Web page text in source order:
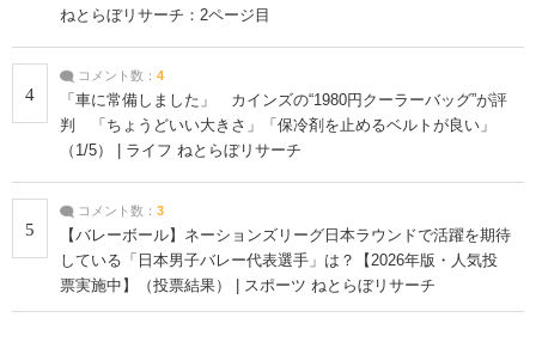
ねとらぼリサーチ：2ページ目
4
コメント数： 4
「車に常備しました」 カインズの“1980円クーラーバッグ”が評
判 「ちょうどいい大きさ」「保冷剤を止めるベルトが良い」
（1/5） | ライフ ねとらぼリサーチ
5
コメント数： 3
【バレーボール】ネーションズリーグ日本ラウンドで活躍を期待
している「日本男子バレー代表選手」は？【2026年版・人気投
票実施中】（投票結果） | スポーツ ねとらぼリサーチ